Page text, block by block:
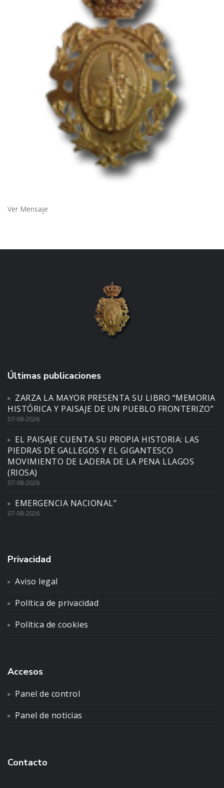
Ver Mensaje
Últimas publicaciones
ZARZA LA MAYOR PRESENTA SU LIBRO “MEMORIA
HISTÓRICA Y PAISAJE DE UN PUEBLO FRONTERIZO”
07-08-2026
EL PAISAJE CUENTA SU PROPIA HISTORIA: LAS
PIEDRAS DE GALLEGOS Y EL GIGANTESCO
MOVIMIENTO DE LADERA DE LA PENA LLAGOS
(RIOSA)
07-08-2026
EMERGENCIA NACIONAL”
07-08-2026
Privacidad
Aviso legal
Política de privacidad
Política de cookies
Accesos
Panel de control
Panel de noticias
Contacto